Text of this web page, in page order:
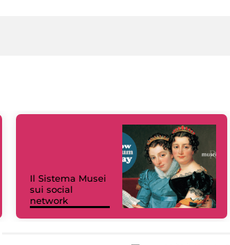
Il Sistema Musei
sui social
network